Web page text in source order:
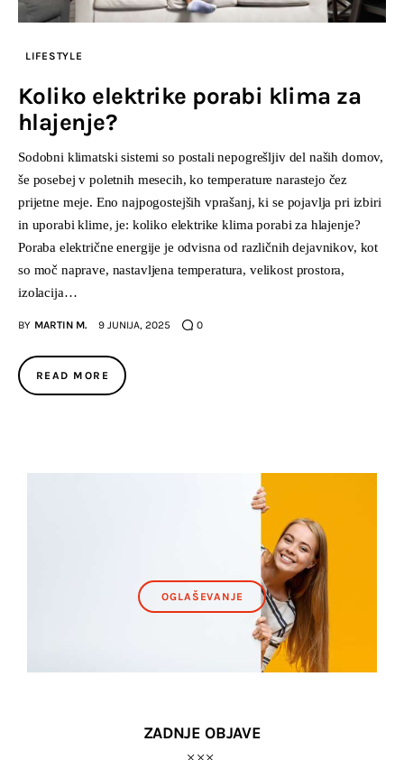
LIFESTYLE
Koliko elektrike porabi klima za
hlajenje?
Sodobni klimatski sistemi so postali nepogrešljiv del naših domov,
še posebej v poletnih mesecih, ko temperature narastejo čez
prijetne meje. Eno najpogostejših vprašanj, ki se pojavlja pri izbiri
in uporabi klime, je: koliko elektrike klima porabi za hlajenje?
Poraba električne energije je odvisna od različnih dejavnikov, kot
so moč naprave, nastavljena temperatura, velikost prostora,
izolacija…
BY MARTIN M. 9 JUNIJA, 2025 0
READ MORE
OGLAŠEVANJE
ZADNJE OBJAVE